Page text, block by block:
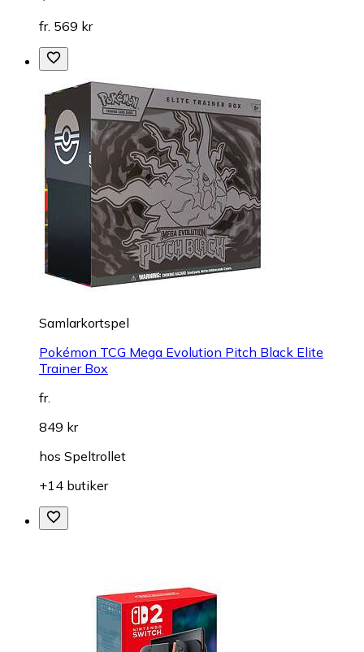
fr. 569 kr
Samlarkortspel
Pokémon TCG Mega Evolution Pitch Black Elite
Trainer Box
fr.
849 kr
hos Speltrollet
+14 butiker